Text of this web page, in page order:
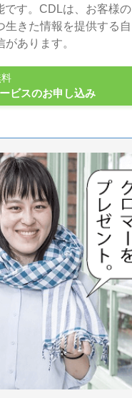
です。CDLは、お客様の
生きた情報を提供する自
があります。
ビスのお申し込み